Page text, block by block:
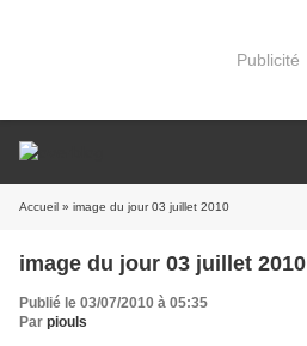
Publicité
Accueil » image du jour 03 juillet 2010
image du jour 03 juillet 2010
Publié le 03/07/2010 à 05:35
Par piouls